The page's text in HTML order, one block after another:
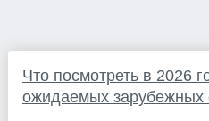
Что посмотреть в 2026
ожидаемых зарубежных